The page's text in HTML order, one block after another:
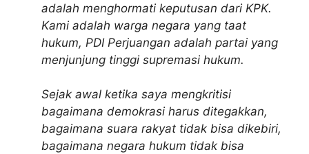
adalah menghormati keputusan dari KPK.
Kami adalah warga negara yang taat
hukum, PDI Perjuangan adalah partai yang
menjunjung tinggi supremasi hukum.
Sejak awal ketika saya mengkritisi
bagaimana demokrasi harus ditegakkan,
bagaimana suara rakyat tidak bisa dikebiri,
bagaimana negara hukum tidak bisa